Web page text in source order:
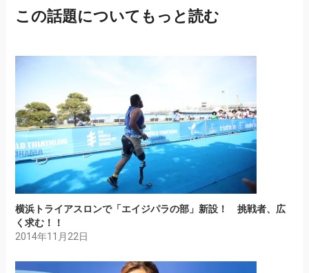
この話題についてもっと読む
横浜トライアスロンで「エイジパラの部」新設！ 挑戦者、広
く求む！！
2014年11月22日